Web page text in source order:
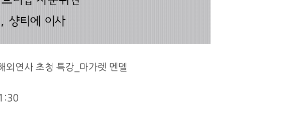
외연사 초청 특강_마가렛 멘델